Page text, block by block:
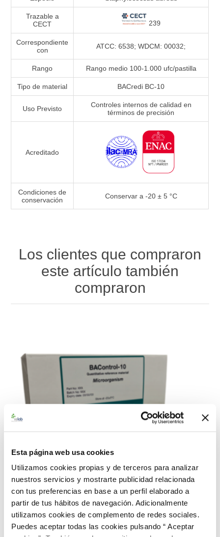
Esta página web usa cookies
Utilizamos cookies propias y de terceros para analizar
nuestros servicios y mostrarte publicidad relacionada
con tus preferencias en base a un perfil elaborado a
partir de tus hábitos de navegación. Adicionalmente
utilizamos cookies de complemento de redes sociales.
Puedes aceptar todas las cookies pulsando “ Aceptar
Trazable a
CECT
239
Correspondiente
con
ATCC: 6538; WDCM: 00032;
Rango Rango medio 100-1.000 ufc/pastilla
Tipo de material BACredi BC-10
Uso Previsto
Controles internos de calidad en
términos de precisión
Acreditado
Condiciones de
conservación
Conservar a -20 ± 5 °C
Los clientes que compraron
este artículo también
compraron
990441 BACredi BC-10 Rango Medio P.